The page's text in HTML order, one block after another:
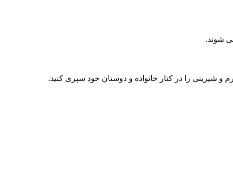
شوند.
و شیرینی را در کنار خانواده و دوستان خود سپری کنید.